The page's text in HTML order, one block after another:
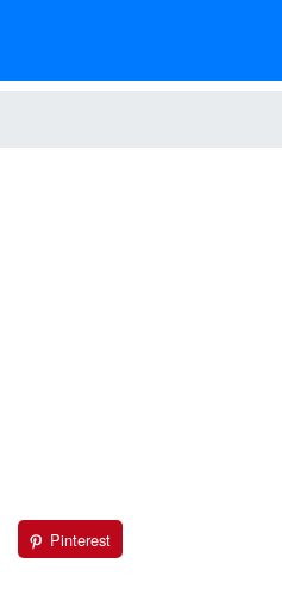
Pinterest